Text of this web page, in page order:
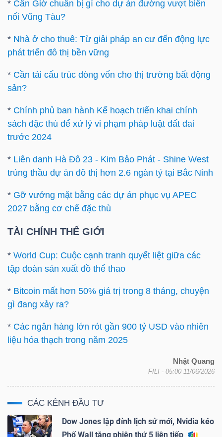
* Cần Giờ chuẩn bị gì cho dự án đường vượt biển
nối Vũng Tàu?
* Nhà ở cho thuê: Từ giải pháp an cư đến động lực
phát triển đô thị bền vững
* Cần tái cấu trúc dòng vốn cho thị trường bất động
sản?
* Chính phủ ban hành Kế hoạch triển khai chính
sách đặc thù để xử lý vi phạm pháp luật đất đai
trước 2024
* Liên danh Hà Đô 23 - Kim Bảo Phát - Shine West
trúng thầu dự án đô thị hơn 2.6 ngàn tỷ tại Bắc Ninh
* Gỡ vướng mặt bằng các dự án phục vụ APEC
2027 bằng cơ chế đặc thù
TÀI CHÍNH THẾ GIỚI
* World Cup: Cuộc cạnh tranh quyết liệt giữa các
tập đoàn sản xuất đồ thể thao
* Bitcoin mất hơn 50% giá trị trong 8 tháng, chuyện
gì đang xảy ra?
* Các ngân hàng lớn rót gần 900 tỷ USD vào nhiên
liệu hóa thạch trong năm 2025
Nhật Quang
FILI - 05:00 11/06/2026
CÁC KÊNH ĐẦU TƯ
Dow Jones lập đỉnh lịch sử mới, Nvidia kéo
Phố Wall tăng phiên thứ 5 liên tiếp
Công
đầu
Truyền
thông
chính
Dữ
liệu
tài
chính